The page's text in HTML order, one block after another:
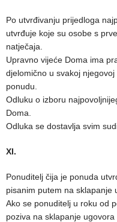
Po utvrđivanju prijedloga
utvrđuje koje su osobe s
natječaja.
Upravno vijeće Doma ima
djelomično u svakoj
ponudu.
Odluku o izboru
Doma.
Odluka se dostavlja svim
XI.
Ponuditelj čija je ponuda
pisanim putem na sklapanje
Ako se ponuditelj u roku od
poziva na sklapanje